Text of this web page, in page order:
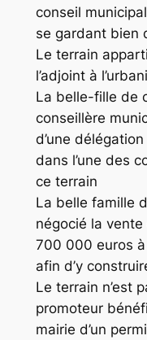
conseil
se gardant bien
Le terrain
l’adjoint à
La belle-fille de
conseillère
d’une
dans l’une des
ce terrain
La belle famille
négocié la
700 000 euros
afin d’y
Le terrain n’est
promoteur
mairie d’un